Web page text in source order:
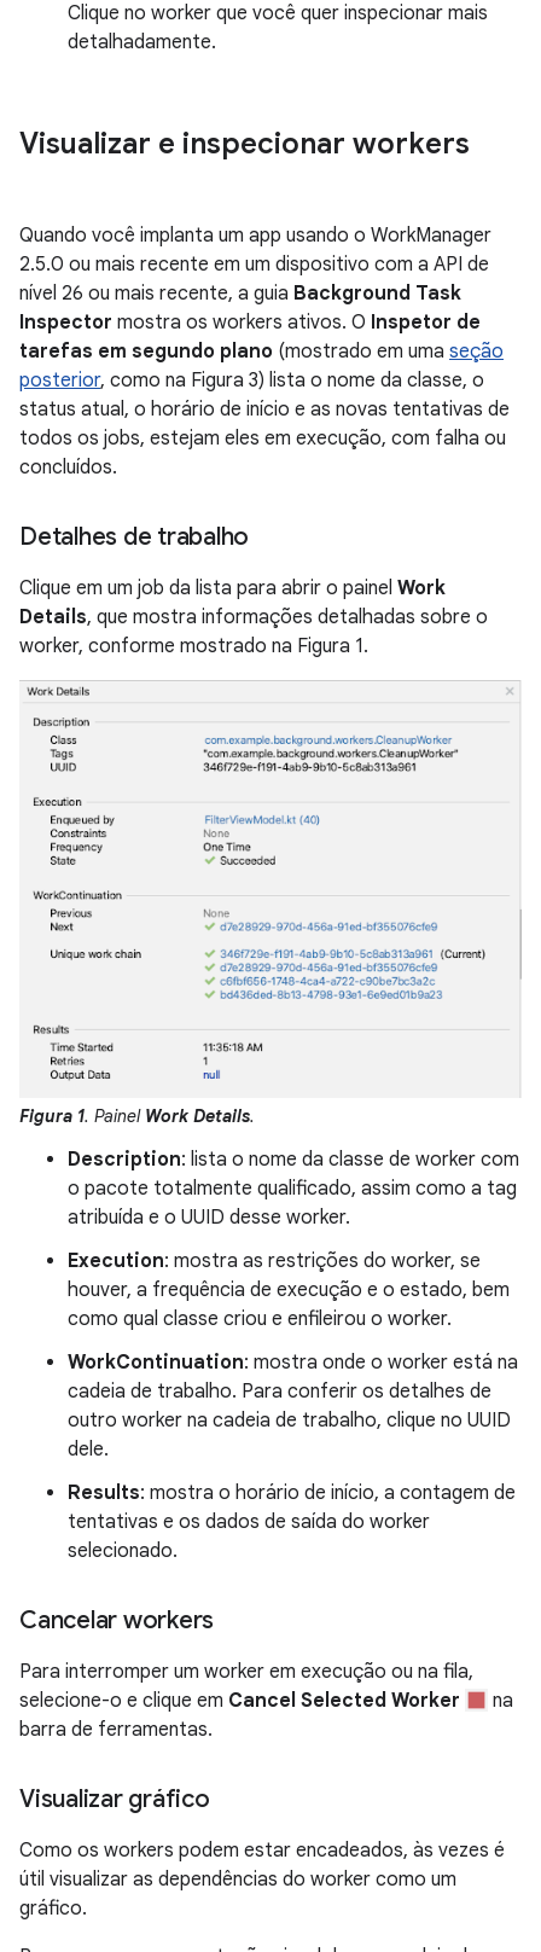
Clique no worker que você quer inspecionar mais
detalhadamente.
Visualizar e inspecionar workers
Quando você implanta um app usando o WorkManager
2.5.0 ou mais recente em um dispositivo com a API de
nível 26 ou mais recente, a guia Background Task
Inspector mostra os workers ativos. O Inspetor de
tarefas em segundo plano (mostrado em uma seção
posterior, como na Figura 3) lista o nome da classe, o
status atual, o horário de início e as novas tentativas de
todos os jobs, estejam eles em execução, com falha ou
concluídos.
Detalhes de trabalho
Clique em um job da lista para abrir o painel Work
Details, que mostra informações detalhadas sobre o
worker, conforme mostrado na Figura 1.
Figura 1. Painel Work Details.
Description: lista o nome da classe de worker com
o pacote totalmente qualificado, assim como a tag
atribuída e o UUID desse worker.
Execution: mostra as restrições do worker, se
houver, a frequência de execução e o estado, bem
como qual classe criou e enfileirou o worker.
WorkContinuation: mostra onde o worker está na
cadeia de trabalho. Para conferir os detalhes de
outro worker na cadeia de trabalho, clique no UUID
dele.
Results: mostra o horário de início, a contagem de
tentativas e os dados de saída do worker
selecionado.
Cancelar workers
Para interromper um worker em execução ou na fila,
selecione-o e clique em Cancel Selected Worker
na
barra de ferramentas.
Visualizar gráfico
Como os workers podem estar encadeados, às vezes é
útil visualizar as dependências do worker como um
gráfico.